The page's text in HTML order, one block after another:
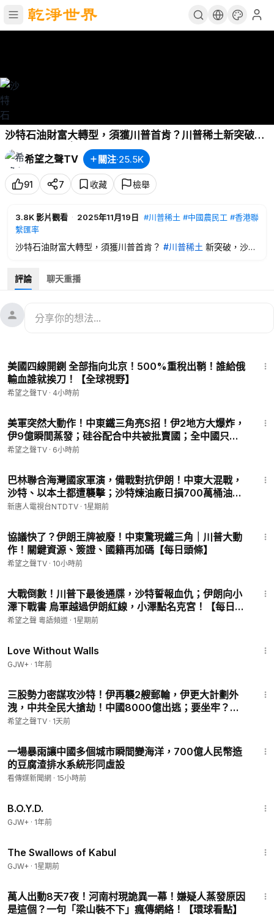
沙特石油財富大轉型，須獲川普首肯？川普稀土新突破：
沙特建精煉廠 | 香港美元清算地位不保？【財經漫談】
希望之聲TV
關注·25.5K
91 7 收藏 檢舉
3.8K影片觀看 · 2025年11月19日 #川普稀土 #中國農民工 #香港聯
繫匯率
沙特石油財富大轉型，須獲川普首肯？ #川普稀土 新突破，沙特
香港聯繫匯率要不保？
0:35
沙特石油財富轉型AI，要獲川普首肯？
5:53
19:42香港美元清算地位或不保
希望之聲tv「財經漫談」節目為您帶來全球熱點經濟話題、中共
要經濟體的市場變化和動向。
乾淨 ► https://www.ganjingworld.com/s/XYXbq4nWmb
臉書 ►https://www.facebook.com/CaijingTV
評論 聊天重播
美國四線開鍘 全部指向北京！500%重稅出鞘！誰給俄
輸血誰就挨刀！【全球視野】
希望之聲TV · 4小時前
美軍突然大動作！中東鐵三角亮S招！伊2地方大爆炸，
伊9億瞬間蒸發；硅谷配合中共被批賣國；全中國只抓
一個河南人！ 習被逼勸立儲下台？【北美新聞】
希望之聲TV · 6小時前
巴林聯合海灣國家軍演，備戰對抗伊朗！中東大混戰，
沙特、以本土都遭襲擊；沙特煉油廠日損700萬桶油？
伊朗石油收入損失數十億美元！王虹或遭中共邊控；颱
新唐人電視台NTDTV · 1星期前
協議快了？伊朗王牌被廢！中東驚現鐵三角｜川普大動
作！關鍵資源、簽證、國籍再加碼【每日頭條】
希望之聲TV · 10小時前
大戰倒數！川普下最後通牒，沙特誓報血仇；伊朗向小
澤下戰書 烏軍越過伊朗紅線，小澤點名克宮！【每日要
聞】
希望之聲 粵語頻道 · 1星期前
Love Without Walls
GJW+ · 1年前
三股勢力密謀攻沙特！伊再襲2艘郵輪，伊更大計劃外
洩，中共全民大搶劫！中國8000億出逃；要坐牢？福
西真慌了；川普發重磅政府令！誰敢來美生寶兒【北美
希望之聲TV · 1天前
一場暴雨讓中國多個城市瞬間變海洋，700億人民幣造
的豆腐渣排水系統形同虛設
看傳媒新聞網 · 15小時前
B.O.Y.D.
GJW+ · 1年前
The Swallows of Kabul
GJW+ · 1星期前
萬人出動8天7夜！河南村現詭異一幕！嫌疑人蒸發原因
是這個？一句「梁山裝不下」瘋傳網絡！【環球看點】